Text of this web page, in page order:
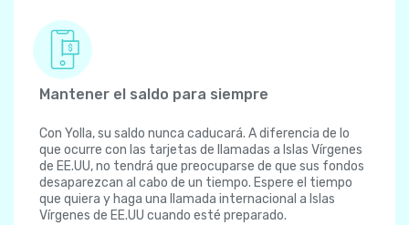
Mantener el saldo para siempre
Con Yolla, su saldo nunca caducará. A diferencia de lo
que ocurre con las tarjetas de llamadas a Islas Vírgenes
de EE.UU, no tendrá que preocuparse de que sus fondos
desaparezcan al cabo de un tiempo. Espere el tiempo
que quiera y haga una llamada internacional a Islas
Vírgenes de EE.UU cuando esté preparado.